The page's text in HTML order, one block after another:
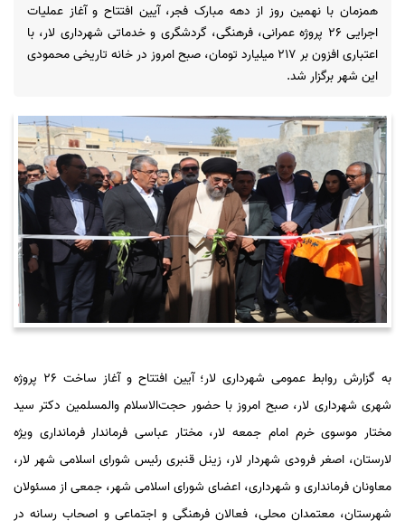
همزمان با نهمین روز از دهه مبارک فجر، آیین افتتاح و آغاز عملیات
اجرایی ۲۶ پروژه عمرانی، فرهنگی، گردشگری و خدماتی شهرداری لار، با
اعتباری افزون بر ۲۱۷ میلیارد تومان، صبح امروز در خانه تاریخی محمودی
این شهر برگزار شد.
به گزارش روابط عمومی شهرداری لار؛ آیین افتتاح و آغاز ساخت ۲۶ پروژه
شهری شهرداری لار، صبح امروز با حضور حجت‌الاسلام والمسلمین دکتر سید
مختار موسوی خرم امام جمعه لار، مختار عباسی فرماندار فرمانداری ویژه
لارستان، اصغر فرودی شهردار لار، زینل قنبری رئیس شورای اسلامی شهر لار،
معاونان فرمانداری و شهرداری، اعضای شورای اسلامی شهر، جمعی از مسئولان
شهرستان، معتمدان محلی، فعالان فرهنگی و اجتماعی و اصحاب رسانه در